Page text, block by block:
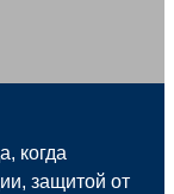
когда
защитой от